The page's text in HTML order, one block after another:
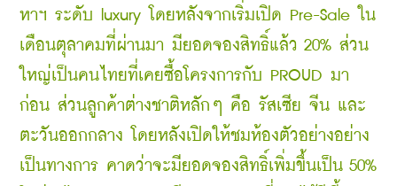
หาฯ ระดับ luxury โดยหลังจากเริ่มเปิด Pre-Sale ใน
เดือนตุลาคมที่ผ่านมา มียอดจองสิทธิ์แล้ว 20% ส่วน
ใหญ่เป็นคนไทยที่เคยซื้อโครงการกับ PROUD มา
ก่อน ส่วนลูกค้าต่างชาติหลักๆ คือ รัสเซีย จีน และ
ตะวันออกกลาง โดยหลังเปิดให้ชมห้องตัวอย่างอย่าง
เป็นทางการ คาดว่าจะมียอดจองสิทธิ์เพิ่มขึ้นเป็น 50%